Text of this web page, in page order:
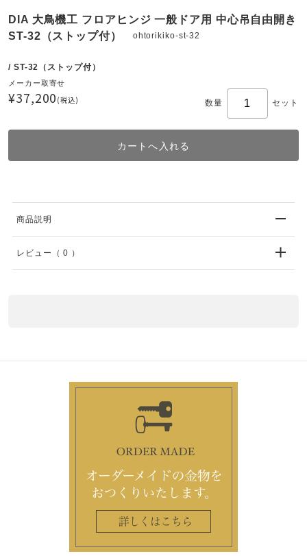
DIA 大鳥機工 フロアヒンジ 一般ドア用 中心吊自由開き
ST-32（ストップ付）
ohtorikiko-st-32
/ ST-32（ストップ付）
メーカー取寄せ
¥37,200 (税込) 数量 セット
商品説明
レビュー （ 0 ）